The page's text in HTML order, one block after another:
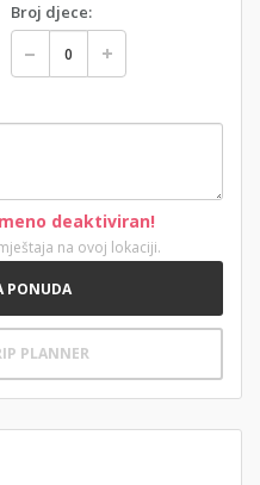
Broj djece:
deaktiviran!
na ovoj lokaciji.
PONUDA
PLANNER